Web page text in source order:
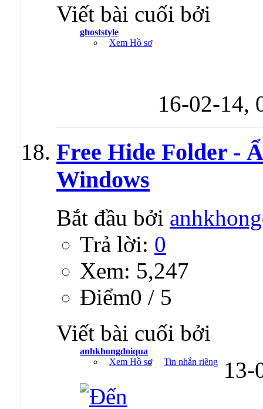
Viết bài cuối bởi
ghoststyle
Xem Hồ sơ
16-02-14,
Free Hide Folder -
Windows
Bắt đầu bởi
Trả lời: 0
Xem: 5,247
Ðiểm0 / 5
Viết bài cuối bởi
anhkhongdoiqua
Xem Hồ sơ
Tin nhắn riêng